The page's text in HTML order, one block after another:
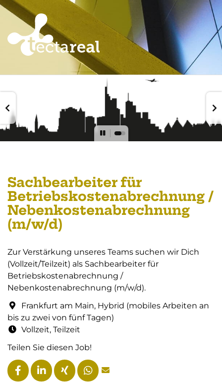
Sachbearbeiter für
Betriebskostenabrechnung /
Nebenkostenabrechnung
(m/w/d)
Zur Verstärkung unseres Teams suchen wir Dich
(Vollzeit/Teilzeit) als Sachbearbeiter für
Betriebskostenabrechnung /
Nebenkostenabrechnung (m/w/d).
Frankfurt am Main, Hybrid (mobiles Arbeiten an
bis zu zwei von fünf Tagen)
Vollzeit, Teilzeit
Teilen Sie diesen Job!